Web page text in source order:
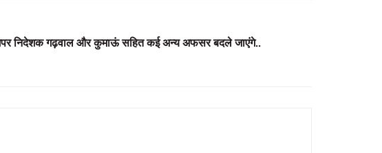
अपर निदेशक गढ़वाल और कुमाऊं सहित कई अन्य अफसर बदले जाएंगे..